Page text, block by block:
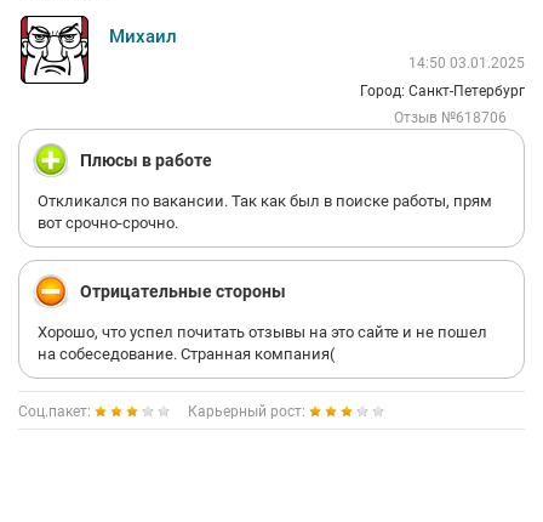
Михаил
14:50 03.01.2025
Город: Санкт-Петербург
Отзыв №618706
Плюсы в работе
Откликался по вакансии. Так как был в поиске работы, прям
вот срочно-срочно.
Отрицательные стороны
Хорошо, что успел почитать отзывы на это сайте и не пошел
на собеседование. Странная компания(
Соц.пакет: Карьерный рост: